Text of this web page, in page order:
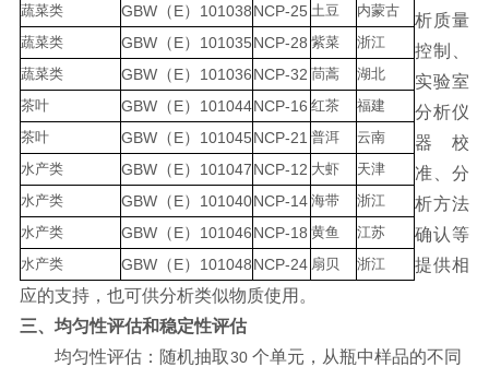
蔬菜类
GBW（E） 101038NCP-25 土豆
内蒙古
蔬菜类
GBW（E） 101035NCP-28 紫菜
浙江
蔬菜类
GBW（E） 101036NCP-32 茼蒿
湖北
茶叶
GBW（E） 101044NCP-16 红茶
福建
茶叶
GBW（E） 101045NCP-21 普洱
云南
水产类
GBW（E） 101047NCP-12 大虾
天津
水产类
GBW（E） 101040NCP-14 海带
浙江
水产类
GBW（E） 101046NCP-18 黄鱼
江苏
水产类
GBW（E） 101048NCP-24 扇贝 浙江
析质量
控制、
实验室
分析仪
器校
准、分
析方法
确认等
提供相
应的支持，也可供分析类似物质使用。
三、均匀性评估和稳定性评估
均匀性评估：随机抽取30 个单元，从瓶中样品的不同